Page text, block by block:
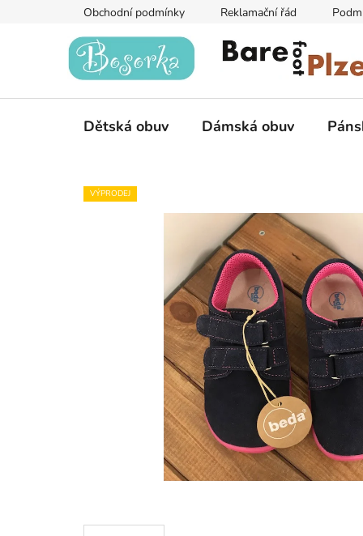
Obchodní podmínky Reklamační řád
Dětská obuv Dámská obuv
VÝPRODEJ